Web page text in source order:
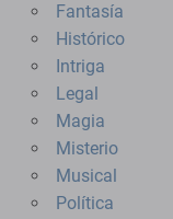
Fantasía
Histórico
Intriga
Legal
Magia
Misterio
Musical
Política